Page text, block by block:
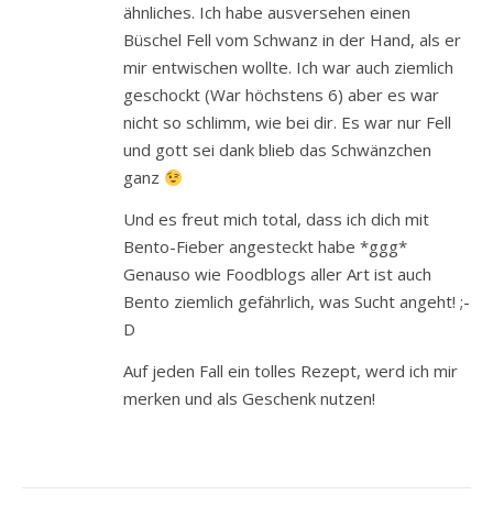
ähnliches. Ich habe ausversehen einen
Büschel Fell vom Schwanz in der Hand, als er
mir entwischen wollte. Ich war auch ziemlich
geschockt (War höchstens 6) aber es war
nicht so schlimm, wie bei dir. Es war nur Fell
und gott sei dank blieb das Schwänzchen
ganz
Und es freut mich total, dass ich dich mit
Bento-Fieber angesteckt habe *ggg*
Genauso wie Foodblogs aller Art ist auch
Bento ziemlich gefährlich, was Sucht angeht! ;-
D
Auf jeden Fall ein tolles Rezept, werd ich mir
merken und als Geschenk nutzen!